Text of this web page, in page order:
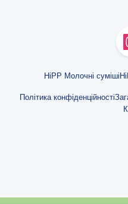
HiPP Молочні суміші
Політика конфіденційності